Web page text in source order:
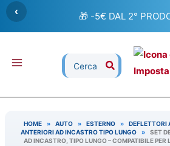
Vai
contenuto
‹ 🎁 -5€ DAL 2°
Ricerca
per:
HOME » AUTO » ESTERNO » DEFLETTORI
ANTERIORI AD INCASTRO TIPO LUNGO
»
SET
AD INCASTRO, TIPO LUNGO – COMPATIBILE